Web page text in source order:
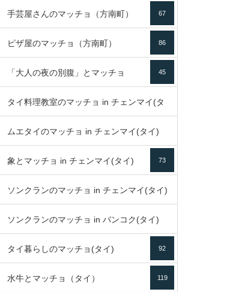
手芸屋さんのマッチョ（方南町） 67
ピザ屋のマッチョ（方南町） 86
「大人の夜の別腹」とマッチョ 45
タイ料理教室のマッチョ in チェンマイ(タ
イ)
ムエタイのマッチョ in チェンマイ(タイ)
79
象とマッチョ in チェンマイ(タイ) 73
ソンクランのマッチョ in チェンマイ(タイ)
ソンクランのマッチョ in バンコク(タイ)
85
タイ暮らしのマッチョ(タイ) 92
水牛とマッチョ（タイ） 119